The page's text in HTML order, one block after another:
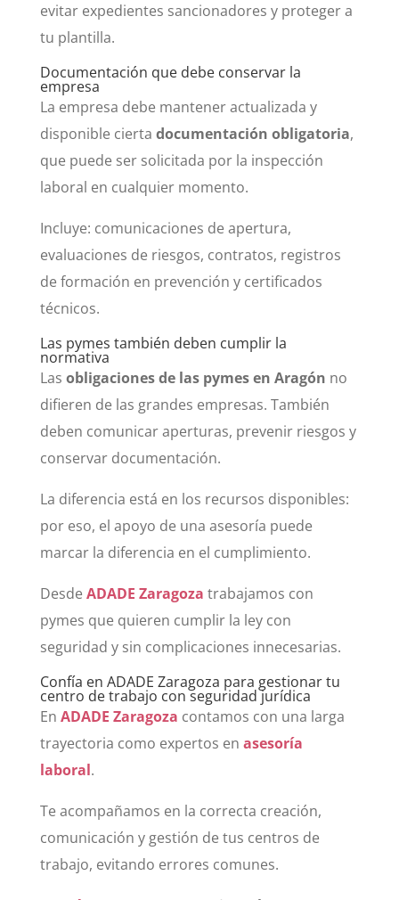
evitar expedientes sancionadores y proteger a
tu plantilla.
Documentación que debe conservar la
empresa
La empresa debe mantener actualizada y
disponible cierta documentación obligatoria,
que puede ser solicitada por la inspección
laboral en cualquier momento.
Incluye: comunicaciones de apertura,
evaluaciones de riesgos, contratos, registros
de formación en prevención y certificados
técnicos.
Las pymes también deben cumplir la
normativa
Las obligaciones de las pymes en Aragón no
difieren de las grandes empresas. También
deben comunicar aperturas, prevenir riesgos y
conservar documentación.
La diferencia está en los recursos disponibles:
por eso, el apoyo de una asesoría puede
marcar la diferencia en el cumplimiento.
Desde ADADE Zaragoza trabajamos con
pymes que quieren cumplir la ley con
seguridad y sin complicaciones innecesarias.
Confía en ADADE Zaragoza para gestionar tu
centro de trabajo con seguridad jurídica
En ADADE Zaragoza contamos con una larga
trayectoria como expertos en asesoría
laboral.
Te acompañamos en la correcta creación,
comunicación y gestión de tus centros de
trabajo, evitando errores comunes.